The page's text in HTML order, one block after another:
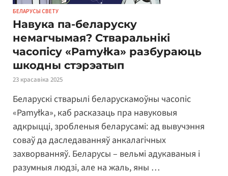
БЕЛАРУСЫ СВЕТУ
Навука па-беларуску
немагчымая? Стваральнікі
часопісу «Pamyłka» разбураюць
шкодны стэрэатып
23 красавіка 2025
Беларускі стварылі беларускамоўны часопіс
«Pamyłka», каб расказаць пра навуковыя
адкрыцці, зробленыя беларусамі: ад вывучэння
соваў да даследаванняў анкалагічных
захворванняў. Беларусы – вельмі адукаваныя і
разумныя людзі, але на жаль, яны …